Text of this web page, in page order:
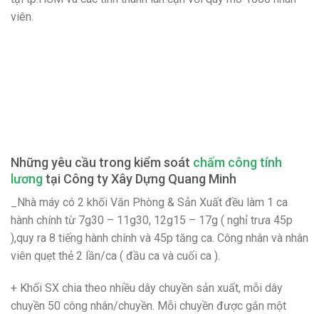
viên.
Những yêu cầu trong kiểm soát chấm công tính
lươngtại Công ty Xây Dựng Quang Minh
_Nhà máy có 2 khối Văn Phòng & Sản Xuất đều làm 1 ca
hành chính từ 7g30 – 11g30, 12g15 – 17g ( nghỉ trưa 45p
),quy ra 8 tiếng hành chính và 45p tăng ca. Công nhân và nhân
viên quẹt thẻ 2 lần/ca ( đầu ca và cuối ca ).
+ Khối SX chia theo nhiều dây chuyền sản xuất, mỗi dây
chuyền 50 công nhân/chuyền. Mỗi chuyền được gắn một